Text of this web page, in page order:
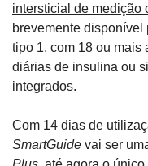
intersticial de medição
brevemente
tipo 1, com 18 ou mais
diárias de insulina ou
integrados.
Com 14 dias de
SmartGuide vai ser